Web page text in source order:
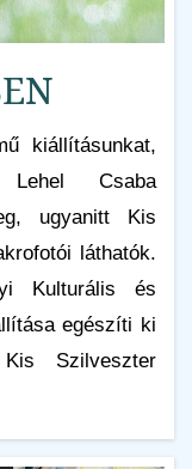
kiállításunkat,
Lehel Csaba
ugyanitt Kis
láthatók.
Kulturális és
egészíti ki
Szilveszter